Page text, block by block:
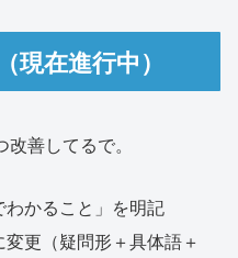
現在進行中）
善してるで。
かること」を明記
更（疑問形＋具体語＋